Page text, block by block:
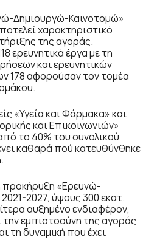
Δημιουργώ-Καινοτομώ»
χαρακτηριστικό
της αγοράς.
ερευνητικά έργα με τη
και ερευνητικών
178 αφορούσαν τον τομέα
«Υγεία και Φάρμακα» και
και Επικοινωνιών»
το 40% του συνολικού
καθαρά πού κατευθύνθηκε
προκήρυξη «Ερευνώ-
2027, ύψους 300 εκατ.
αυξημένο ενδιαφέρον,
εμπιστοσύνη της αγοράς
τη δυναμική που έχει